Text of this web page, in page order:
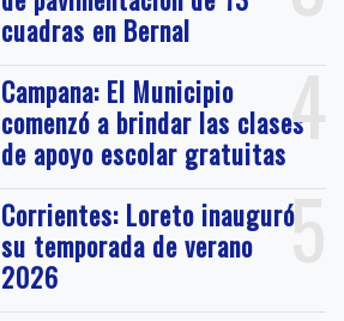
cuadras en Bernal
4
Campana: El Municipio
comenzó a brindar las clases
de apoyo escolar gratuitas
5
Corrientes: Loreto inauguró
su temporada de verano
2026